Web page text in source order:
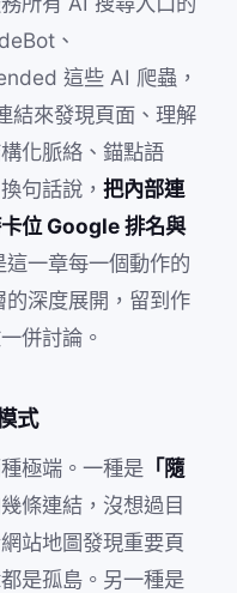
、
這些 AI 爬蟲，
結來發現頁面、理解
化脈絡、錨點語
句話說， 把內部連
位 Google 排名與
這一章每一個動作的
深度展開，留到作
併討論。
式
極端。一種是 「隨
條連結，沒想過目
站地圖發現重要頁
是孤島。另一種是